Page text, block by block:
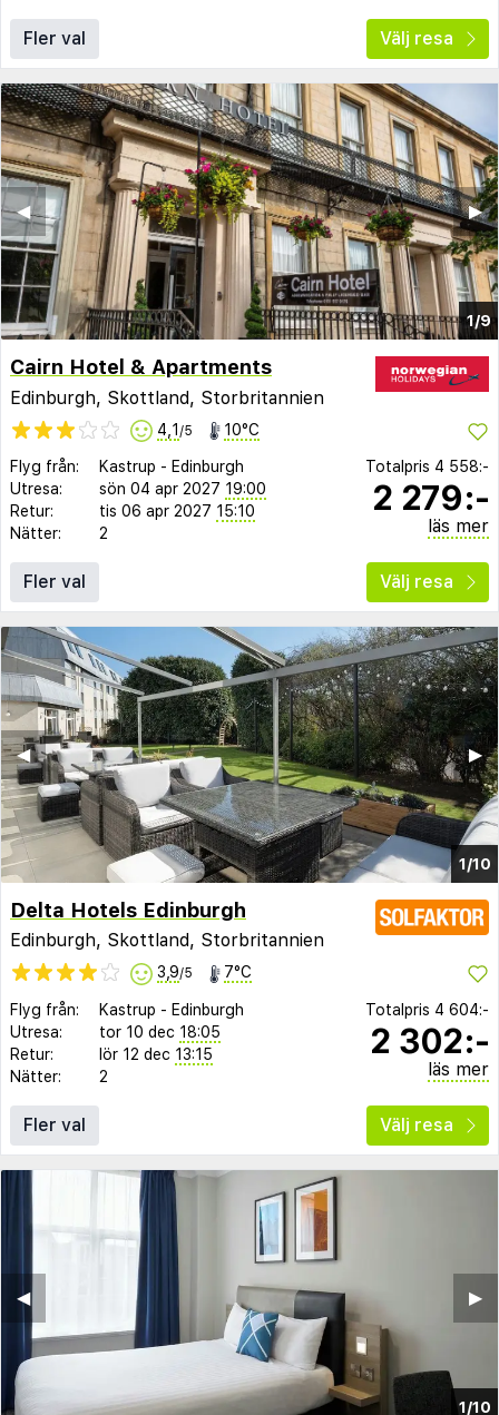
Fler val Välj resa
1/9
▶︎
◀︎
Cairn Hotel & Apartments
Edinburgh, Skottland, Storbritannien
4,1 /5 10°C
Flyg från: Kastrup - Edinburgh
Utresa:
sön 04 apr 2027 19:00
Retur:
tis 06 apr 2027 15:10
Nätter:
2
Totalpris 4 558:-
2 279:-
läs mer
Fler val Välj resa
1/10
▶︎
◀︎
Delta Hotels Edinburgh
Edinburgh, Skottland, Storbritannien
3,9/5 7°C
Flyg från: Kastrup - Edinburgh
Utresa:
tor 10 dec 18:05
Retur:
lör 12 dec 13:15
Nätter:
2
Totalpris 4 604:-
2 302:-
läs mer
Fler val Välj resa
1/10
▶︎
◀︎